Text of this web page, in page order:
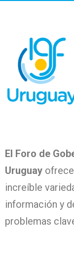
El Foro de
Uruguay
increíble
información y
problemas